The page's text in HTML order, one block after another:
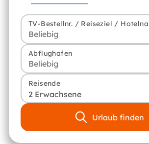
TV-Bestellnr. / Reiseziel /
Abflughafen
Reisende
2 Erwachsene
Urlaub finden